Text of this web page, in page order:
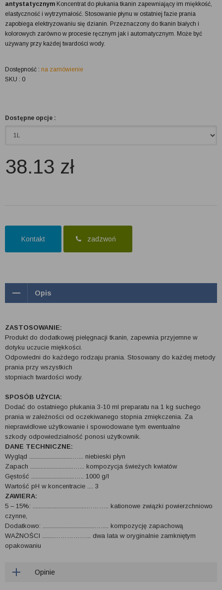
antystatycznym Koncentrat do płukania tkanin zapewniający im miękkość,
elastyczność i wytrzymałość. Stosowanie płynu w ostatniej fazie prania
zapobiega elektryzowaniu się dzianin. Przeznaczony do tkanin białych i
kolorowych zarówno w procesie ręcznym jak i automatycznym. Może być
używany przy każdej twardości wody.
Dostępność : na zamówienie
SKU : 0
Dostępne opcje :
38.13 zł
Kontakt zadzwoń
Opis
ZASTOSOWANIE:
Produkt do dodatkowej pielęgnacji tkanin, zapewnia przyjemne w
dotyku uczucie miękkości.
Odpowiedni do każdego rodzaju prania. Stosowany do każdej metody
prania przy wszystkich
stopniach twardości wody.
SPOSÓB UŻYCIA:
Dodać do ostatniego płukania 3-10 ml preparatu na 1 kg suchego
prania w zależności od oczekiwanego stopnia zmiękczenia. Za
nieprawidłowe użytkowanie i spowodowane tym ewentualne
szkody odpowiedzialność ponosi użytkownik.
DANE TECHNICZNE:
Wygląd .............................…... niebieski płyn
Zapach .............................…... kompozycja świeżych kwiatów
Gęstość .............................….. 1000 g/l
Wartość pH w koncentracie .... 3
ZAWIERA:
5 – 15%: ....................................……….. kationowe związki powierzchniowo
czynne,
Dodatkowo: ....................................….... kompozycję zapachową
WAŻNOŚCI ........……………... dwa lata w oryginalnie zamkniętym
opakowaniu
Opinie